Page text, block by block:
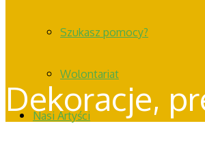
Szukasz pomocy?
Wolontariat
Nasi Artyści
Dekoracje,